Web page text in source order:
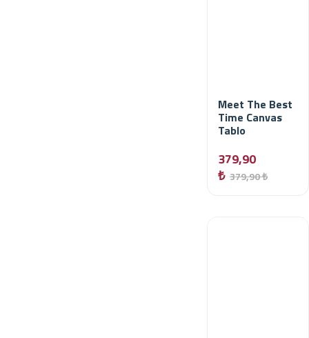
Meet The Best
Time Canvas
Tablo
379,90
₺ 379,90 ₺